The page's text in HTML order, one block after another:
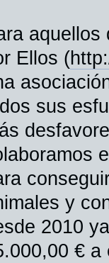
aquellos
Ellos (
sus
y
2010
€ a